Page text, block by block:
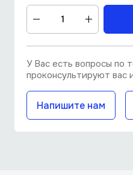
У Вас есть вопросы по
проконсультируют вас
Напишите нам